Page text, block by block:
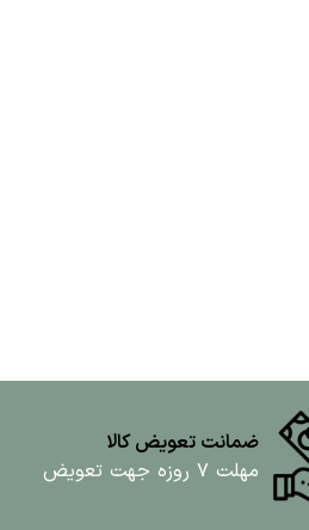
ضمانت تعویض کالا
مهلت ۷ روزه جهت تعویض